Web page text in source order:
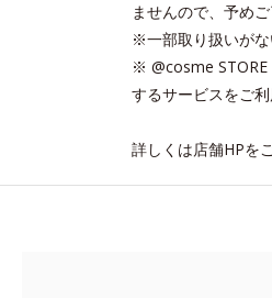
ませんので、予めご
※一部取り扱いがな
※ @cosme
するサービスをご利
詳しくは店舗HPを